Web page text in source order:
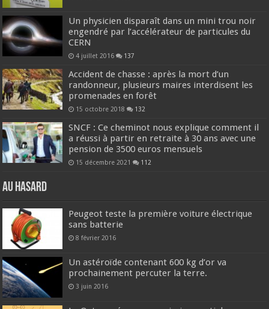
Un physicien disparaît dans un mini trou noir
engendré par l’accélérateur de particules du
CERN
4 juillet 2016 137
Accident de chasse : après la mort d’un
randonneur, plusieurs maires interdisent les
promenades en forêt
15 octobre 2018 132
SNCF : Ce cheminot nous explique comment il
a réussi à partir en retraite à 30 ans avec une
pension de 3500 euros mensuels
15 décembre 2021 112
Au hasard
Peugeot teste la première voiture électrique
sans batterie
8 février 2016
Un astéroïde contenant 600 kg d’or va
prochainement percuter la terre.
3 juin 2016